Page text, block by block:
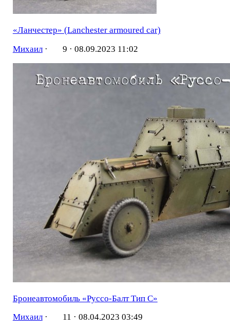
«Ланчестер» (Lanchester armoured car)
Михаил· 9 · 08.09.2023 11:02
Бронеавтомобиль «Руссо-Балт Тип C»
Михаил· 11 · 08.04.2023 03:49